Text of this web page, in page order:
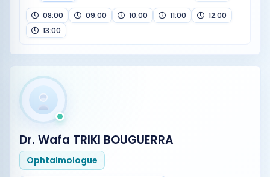
08:00 09:00 10:00 11:00
12:00
13:00
Dr. Wafa TRIKI BOUGUERRA
Ophtalmologue